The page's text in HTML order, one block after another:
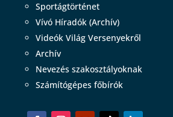
Sportágtörténet
Vívó Híradók (Archív)
Videók Világ Versenyekről
Archív
Nevezés szakosztályoknak
Számítógépes főbírók